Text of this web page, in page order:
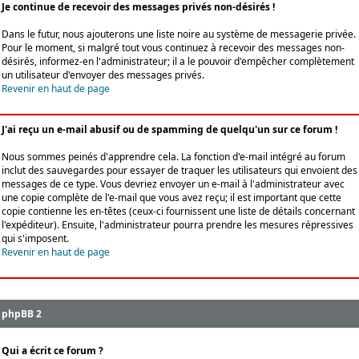
Je continue de recevoir des messages privés non-désirés !
Dans le futur, nous ajouterons une liste noire au système de messagerie privée.
Pour le moment, si malgré tout vous continuez à recevoir des messages non-
désirés, informez-en l'administrateur; il a le pouvoir d'empêcher complètement
un utilisateur d'envoyer des messages privés.
Revenir en haut de page
J'ai reçu un e-mail abusif ou de spamming de quelqu'un sur ce forum !
Nous sommes peinés d'apprendre cela. La fonction d'e-mail intégré au forum
inclut des sauvegardes pour essayer de traquer les utilisateurs qui envoient des
messages de ce type. Vous devriez envoyer un e-mail à l'administrateur avec
une copie complète de l'e-mail que vous avez reçu; il est important que cette
copie contienne les en-têtes (ceux-ci fournissent une liste de détails concernant
l'expéditeur). Ensuite, l'administrateur pourra prendre les mesures répressives
qui s'imposent.
Revenir en haut de page
phpBB 2
Qui a écrit ce forum ?